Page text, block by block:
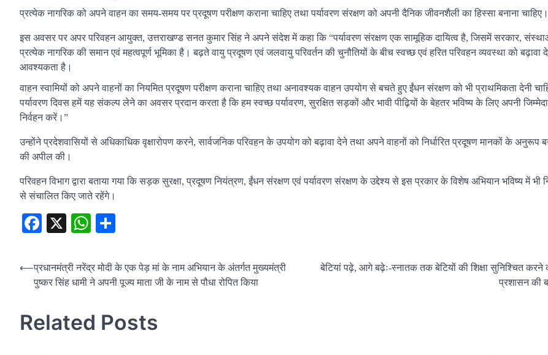
प्रत्येक नागरिक को अपने वाहन का समय-समय पर प्रदूषण परीक्षण कराना चाहिए तथा पर्यावरण संरक्षण को अपनी दैनिक जीवनशैली का हिस्सा बनाना
इस अवसर पर अपर परिवहन आयुक्त, उत्तराखण्ड सनत कुमार सिंह ने अपने संदेश में कहा कि “पर्यावरण संरक्षण एक सामूहिक दायित्व है, जिसमें सरकार,
प्रत्येक नागरिक की समान एवं महत्वपूर्ण भूमिका है। बढ़ते वायु प्रदूषण एवं जलवायु परिवर्तन की चुनौतियों के बीच स्वच्छ एवं हरित परिवहन व्यवस्था को बढ़ावा
आवश्यकता है।
वाहन स्वामियों को अपने वाहनों का नियमित प्रदूषण परीक्षण कराना चाहिए तथा अनावश्यक वाहन उपयोग से बचते हुए ईंधन संरक्षण को भी प्राथमिकता देनी
पर्यावरण दिवस हमें यह संकल्प लेने का अवसर प्रदान करता है कि हम स्वच्छ पर्यावरण, सुरक्षित सड़कों और भावी पीढ़ियों के बेहतर भविष्य के लिए अपनी
निर्वहन करें।”
उन्होंने प्रदेशवासियों से अधिकाधिक वृक्षारोपण करने, सार्वजनिक परिवहन के उपयोग को बढ़ावा देने तथा अपने वाहनों को निर्धारित प्रदूषण मानकों के अनुरूप
की अपील की।
परिवहन विभाग द्वारा बताया गया कि सड़क सुरक्षा, प्रदूषण नियंत्रण, ईंधन संरक्षण एवं पर्यावरण संरक्षण के उद्देश्य से इस प्रकार के विशेष अभियान भविष्य में भी
से संचालित किए जाते रहेंगे।
Facebook
X WhatsApp
Post
navigation
⟵प्रधानमंत्री नरेंद्र मोदी के एक पेड़ मां के नाम अभियान के अंतर्गत मुख्यमंत्री
पुष्कर सिंह धामी ने अपनी पूज्य माता जी के नाम से पौधा रोपित किया
बेटियां पढ़े, आगे बढ़ेः-स्नातक तक बेटियों की शिक्षा सुनिश्चित करने
प्रशासन की
Related Posts